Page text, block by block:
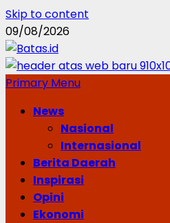
Skip to content
09/08/2026
Primary Menu
News
Nasional
Internasional
Berita Daerah
Inspirasi
Opini
Ekonomi